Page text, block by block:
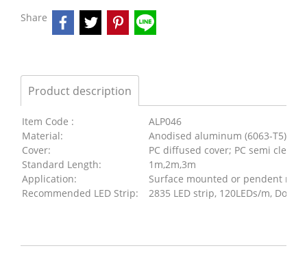
Share
Product description
Item Code :
Material:
Cover:
Standard Length:
Application:
Recommended LED Strip:
ALP046
Anodised aluminum (6063-T5)
PC diffused cover; PC semi clear
1m,2m,3m
Surface mounted or pendent
2835 LED strip, 120LEDs/m,